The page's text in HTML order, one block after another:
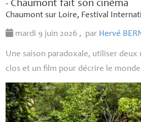
- Chaumont fait son cinéma
Chaumont sur Loire, Festival
mardi 9 juin 2026 , par Hervé
Une saison paradoxale, utiliser deux
clos et un film pour décrire le